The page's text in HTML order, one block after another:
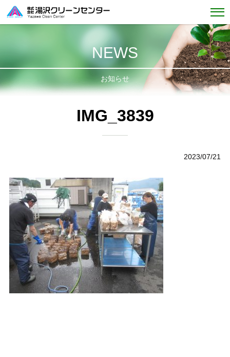
NEWS
お知らせ
IMG_3839
2023/07/21